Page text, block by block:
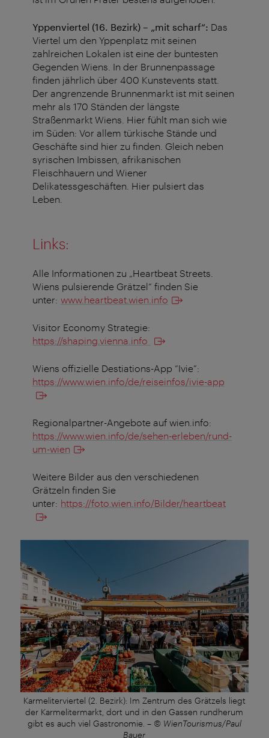
Yppenviertel (16. Bezirk) – „mit scharf“: Das
Viertel um den Yppenplatz mit seinen
zahlreichen Lokalen ist eine der buntesten
Gegenden Wiens. In der Brunnenpassage
finden jährlich über 400 Kunstevents statt.
Der angrenzende Brunnenmarkt ist mit seinen
mehr als 170 Ständen der längste
Straßenmarkt Wiens. Hier fühlt man sich wie
im Süden: Vor allem türkische Stände und
Geschäfte sind hier zu finden. Gleich neben
syrischen Imbissen, afrikanischen
Fleischhauern und Wiener
Delikatessgeschäften. Hier pulsiert das
Leben.
Links:
Alle Informationen zu „Heartbeat Streets.
Wiens pulsierende Grätzel“ finden Sie
unter: www.heartbeat.wien.info
Visitor Economy Strategie:
https://shaping.vienna.info
Wiens offizielle Destiations-App “Ivie”:
https://www.wien.info/de/reiseinfos/ivie-app
Regionalpartner-Angebote auf wien.info:
https://www.wien.info/de/sehen-erleben/rund-
um-wien
Weitere Bilder aus den verschiedenen
Grätzeln finden Sie
unter: https://foto.wien.info/Bilder/heartbeat
Karmeliterviertel (2. Bezirk): Im Zentrum des Grätzels liegt
der Karmelitermarkt, dort und in den Gassen rundherum
gibt es auch viel Gastronomie. – © WienTourismus/Paul
Bauer